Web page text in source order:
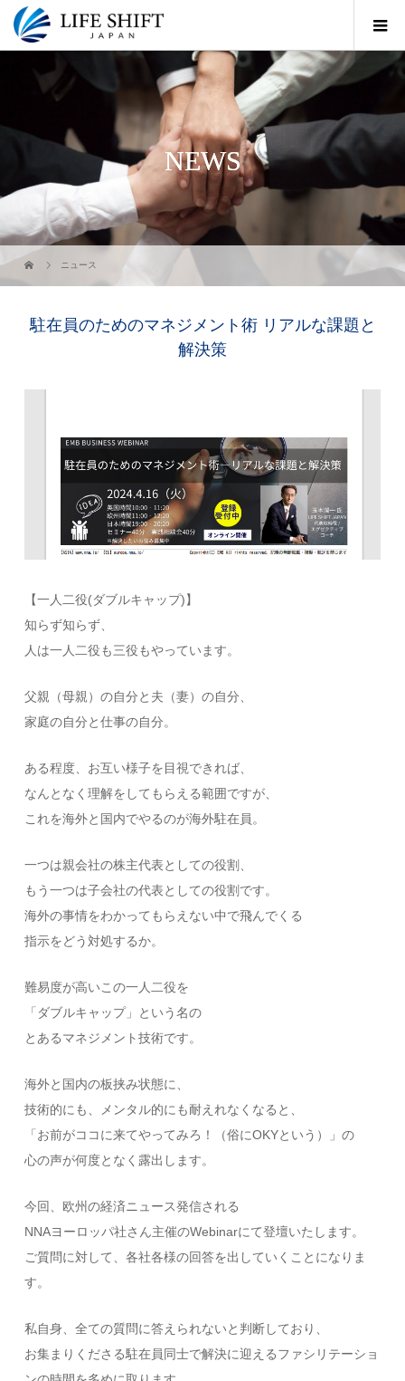
NEWS
ニュース
駐在員のためのマネジメント術 リアルな課題と
解決策
【一人二役(ダブルキャップ)】
知らず知らず、
人は一人二役も三役もやっています。
父親（母親）の自分と夫（妻）の自分、
家庭の自分と仕事の自分。
ある程度、お互い様子を目視できれば、
なんとなく理解をしてもらえる範囲ですが、
これを海外と国内でやるのが海外駐在員。
一つは親会社の株主代表としての役割、
もう一つは子会社の代表としての役割です。
海外の事情をわかってもらえない中で飛んでくる
指示をどう対処するか。
難易度が高いこの一人二役を
「ダブルキャップ」という名の
とあるマネジメント技術です。
海外と国内の板挟み状態に、
技術的にも、メンタル的にも耐えれなくなると、
「お前がココに来てやってみろ！（俗にOKYという）」の
心の声が何度となく露出します。
今回、欧州の経済ニュース発信される
NNAヨーロッパ社さん主催のWebinarにて登壇いたします。
ご質問に対して、各社各様の回答を出していくことになりま
す。
私自身、全ての質問に答えられないと判断しており、
お集まりくださる駐在員同士で解決に迎えるファシリテーショ